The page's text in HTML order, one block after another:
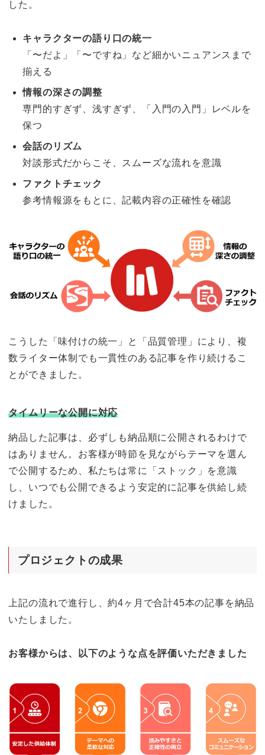
した。
キャラクターの語り口の統一
「〜だよ」「〜ですね」など細かいニュアンスまで
揃える
情報の深さの調整
専門的すぎず、浅すぎず、「入門の入門」レベルを
保つ
会話のリズム
対談形式だからこそ、スムーズな流れを意識
ファクトチェック
参考情報源をもとに、記載内容の正確性を確認
こうした「味付けの統一」と「品質管理」により、複
数ライター体制でも一貫性のある記事を作り続けるこ
とができました。
タイムリーな公開に対応
納品した記事は、必ずしも納品順に公開されるわけで
はありません。お客様が時節を見ながらテーマを選ん
で公開するため、私たちは常に「ストック」を意識
し、いつでも公開できるよう安定的に記事を供給し続
けました。
プロジェクトの成果
上記の流れで進行し、約4ヶ月で合計45本の記事を納品
いたしました。
お客様からは、以下のような点を評価いただきました